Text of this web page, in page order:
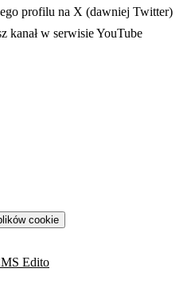
profilu na X (dawniej Twitter)
w nowej karcie
kanał w serwisie YouTube
cookie
Edito